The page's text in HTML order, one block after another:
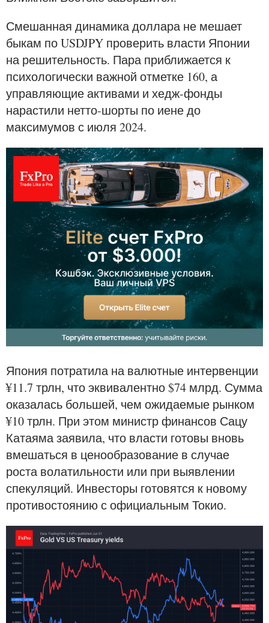
Смешанная динамика доллара не мешает
быкам по USDJPY проверить власти Японии
на решительность. Пара приближается к
психологически важной отметке 160, а
управляющие активами и хедж-фонды
нарастили нетто-шорты по иене до
максимумов с июля 2024.
Япония потратила на валютные интервенции
¥11.7 трлн, что эквивалентно $74 млрд. Сумма
оказалась большей, чем ожидаемые рынком
¥10 трлн. При этом министр финансов Сацу
Катаяма заявила, что власти готовы вновь
вмешаться в ценообразование в случае
роста волатильности или при выявлении
спекуляций. Инвесторы готовятся к новому
противостоянию с официальным Токио.